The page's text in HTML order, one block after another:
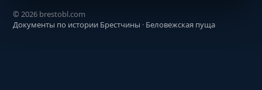
© 2026 brestobl.com
Документы по истории Брестчины · Беловежская пуща